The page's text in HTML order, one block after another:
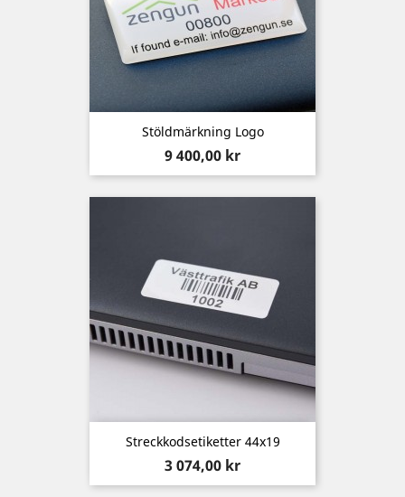
Stöldmärkning Logo
Pris
9 400,00 kr
Streckkodsetiketter 44x19
Pris
3 074,00 kr